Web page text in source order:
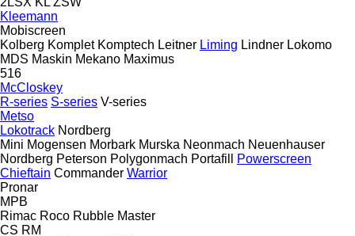
Kleemann
Mobiscreen
Kolberg Komplet Komptech Leitner Liming Lindner Lokomo
MDS Maskin Mekano Maximus
516
McCloskey
R-series S-series V-series
Metso
Lokotrack Nordberg
Mini Mogensen Morbark Murska Neonmach Neuenhauser
Nordberg Peterson Polygonmach Portafill
Powerscreen
Chieftain Commander Warrior
Pronar
MPB
Rimac Roco Rubble Master
CS RM